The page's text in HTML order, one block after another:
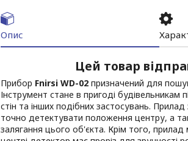
Опис
Цей товар
Прибор Fnirsi WD-02 призначений для
Інструмент стане в пригоді
стін та інших подібних застосувань.
точно детектувати положення центру, а
залягання цього об'єкта. Крім того, прилад